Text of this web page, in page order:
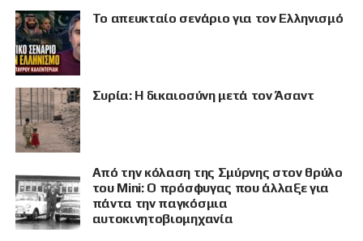
Το απευκταίο σενάριο για τον Ελληνισμό
Συρία: Η δικαιοσύνη μετά τον Άσαντ
Από την κόλαση της Σμύρνης στον θρύλο
του Mini: Ο πρόσφυγας που άλλαξε για
πάντα την παγκόσμια
αυτοκινητοβιομηχανία